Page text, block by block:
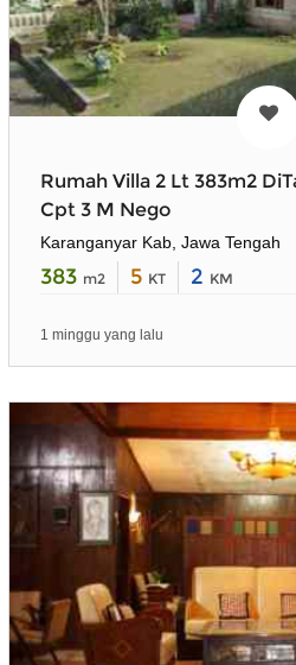
Rumah Villa 2 Lt 383m2
Cpt 3 M Nego
Karanganyar Kab, Jawa Tengah
383 m2 5 KT 2 KM
1 minggu yang lalu